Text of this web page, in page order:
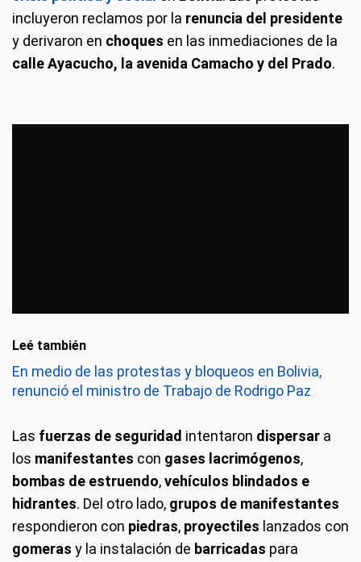
incluyeron reclamos por la renuncia del presidente
y derivaron en choques en las inmediaciones de la
calle Ayacucho, la avenida Camacho y del Prado.
Leé también
En medio de las protestas y bloqueos en Bolivia,
renunció el ministro de Trabajo de Rodrigo Paz
Las fuerzas de seguridad intentaron dispersar a
los manifestantes con gases lacrimógenos,
bombas de estruendo,vehículos blindados e
hidrantes. Del otro lado, grupos de manifestantes
respondieron con piedras, proyectiles lanzados con
gomeras y la instalación de barricadas para